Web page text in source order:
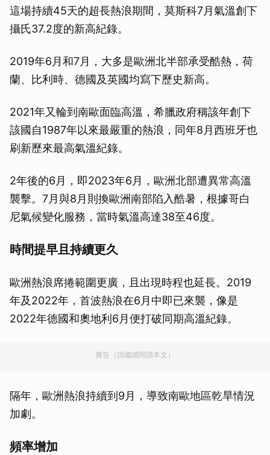
這場持續45天的超長熱浪期間，莫斯科7月氣溫創下
攝氏37.2度的新高紀錄。
2019年6月和7月，大多是歐洲北半部承受酷熱，荷
蘭、比利時、德國及英國均寫下歷史新高。
2021年又輪到南歐面臨高溫，希臘政府稱該年創下
該國自1987年以來最嚴重的熱浪，同年8月西班牙也
刷新歷來最高氣溫紀錄。
2年後的6月，即2023年6月，歐洲北部遭異常高溫
襲擊。7月與8月則換歐洲南部陷入酷暑，根據哥白
尼氣候變化服務，當時氣溫高達38至46度。
時間提早且持續更久
歐洲熱浪席捲範圍更廣，且出現時程也延長。2019
年及2022年，首波熱浪在6月中即已來襲，像是
2022年德國和奧地利6月便打破同期高溫紀錄。
廣告（請繼續閱讀本文）
隔年，歐洲熱浪持續到9月，導致南歐地區乾旱情況
加劇。
頻率增加